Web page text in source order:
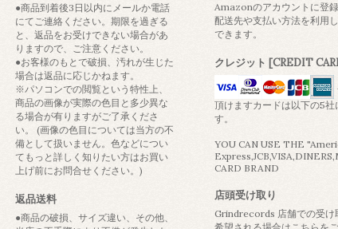
●商品到着後3日以内にメールか電話
にてご連絡ください。期限を過ぎる
と、返品をお受けできない場合があ
りますので、ご注意ください。
●お客様のもとで破損、汚れが生じた
場合は返品に応じかねます。
※パソコンでの閲覧という特性上、
商品の画像が実際の色目と多少異な
る場合が有りますがご了承くださ
い。 (画像の色目については当方の不
備として扱いません。色などについ
てもっと詳しく知りたい方はお買い
上げ前にお問合せください。)
返品送料
●商品の破損、サイズ違い、その他、
Amazonのアカウントに登
配送先や支払い方法を利用
できます。
クレジット [CREDIT
頂けますカードは以下の5社
す。
YOU CAN USE THE
CARD BRAND
店頭受け取り
Grindrecords 店舗での受け